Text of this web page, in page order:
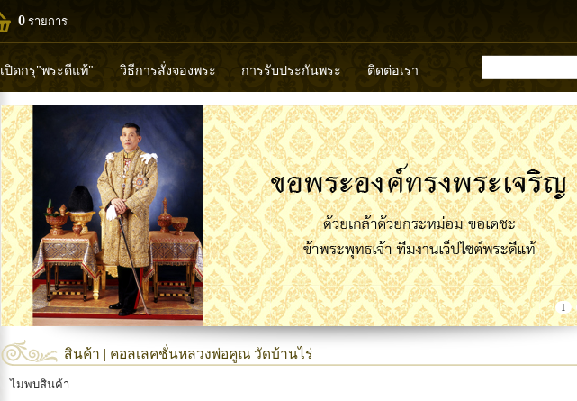
0 รายการ
เปิดกรุ"พระดีแท้" วิธีการสั่งจองพระ การรับประกันพระ ติดต่อเรา
หลวงพ่อทวด หลวงปู่ทิม หลวงพ่อคูณ หลวงพ่อมุ่ย หลวงพ่อปล้อง
พระพุทธวิริยากร
1
สินค้า | คอลเลคชั่นหลวงพ่อคูณ วัดบ้านไร่
ไม่พบสินค้า